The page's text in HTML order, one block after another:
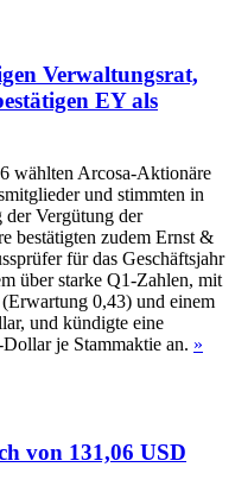
Verwaltungsrat,
EY als
wählten Arcosa-Aktionäre
und stimmten in
Vergütung der
bestätigten zudem Ernst &
für das Geschäftsjahr
über starke Q1-Zahlen, mit
0,43) und einem
und kündigte eine
je Stammaktie an. »
von 131,06 USD